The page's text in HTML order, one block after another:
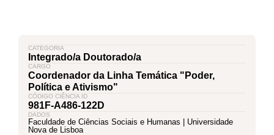
CATEGORIA
Integrado/a Doutorado/a
CARGO
Coordenador da Linha Temática "Poder,
Política e Ativismo"
CÓDIGO CIÊNCIA ID
981F-A486-122D
DADOS
Faculdade de Ciências Sociais e Humanas | Universidade
Nova de Lisboa